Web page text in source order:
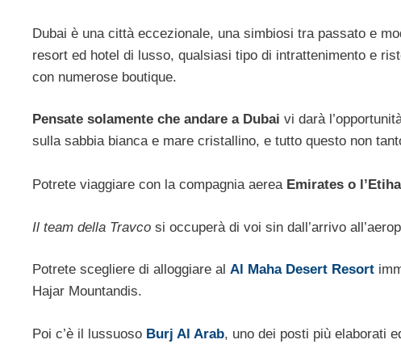
Dubai è una città eccezionale, una simbiosi tra passato e
resort ed hotel di lusso, qualsiasi tipo di intrattenimento e
con numerose boutique.
Pensate solamente che andare a Dubai vi darà
sulla sabbia bianca e mare cristallino, e tutto questo non
Potrete viaggiare con la compagnia aerea Emirates o
Il team della Travco si occuperà di voi sin dall’arrivo
Potrete scegliere di alloggiare al Al Maha Desert Resort
Hajar Mountandis.
Poi c’è il lussuoso Burj Al Arab, uno dei posti più elaborati